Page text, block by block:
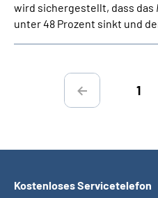
wird sichergestellt, dass das
unter 48 Prozent sinkt und
1
Kostenloses Servicetelefon